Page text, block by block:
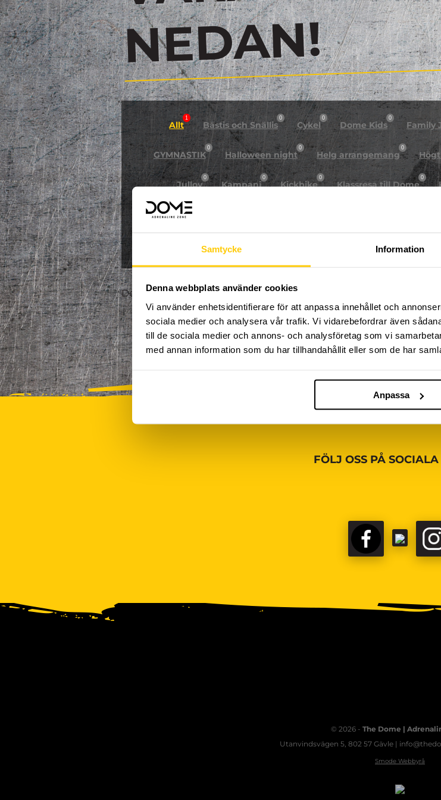
Samtycke Information
Denna webbplats använder cookies
Vi använder enhetsidentifierare för att anpassa innehållet och
sociala medier och analysera vår trafik. Vi vidarebefordrar även
till de sociala medier och annons- och analysföretag som vi
med annan information som du har tillhandahållit eller som de har
Anpassa
N!
Allt
1
Bästis och Snällis
0
Cykel
0
Dome Kids
0
Family
GYMNASTIK
0
Halloween night
0
Helg arrangemang
0
Jullov
0
Kampanj
0
Kickbike
0
Klassresa till Dome
0
NPF-Träning
Summercamp
Det finns tyvärr inte några aktiviteter ännu, vänligen kom tillbaka
FÖLJ OSS PÅ
FACEBOOKTIKTOK
© 2026 - The Dome |
Utanvindsvägen 5, 802 57 Gävle |
Smode Webbyrå